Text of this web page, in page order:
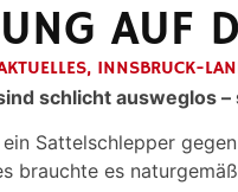
AUF
, INNSBRUCK-
schlicht ausweglos
Sattelschlepper
brauchte es